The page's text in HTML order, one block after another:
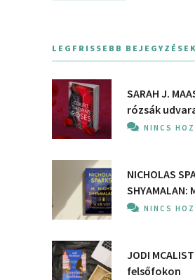
LEGFRISSEBB BEJEGYZÉSEK
SARAH J.
rózsák
NINCS
NICHOLAS
SHYAMALAN:
NINCS
JODI
felsőfokon